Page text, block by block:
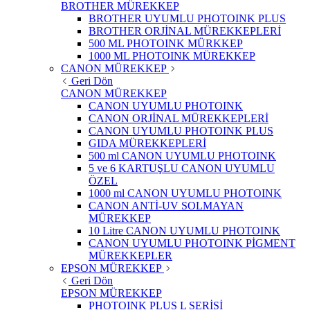
BROTHER MÜREKKEP
BROTHER UYUMLU PHOTOINK PLUS
BROTHER ORJİNAL MÜREKKEPLERİ
500 ML PHOTOINK MÜRKKEP
1000 ML PHOTOINK MÜREKKEP
CANON MÜREKKEP
Geri Dön
CANON MÜREKKEP
CANON UYUMLU PHOTOINK
CANON ORJİNAL MÜREKKEPLERİ
CANON UYUMLU PHOTOINK PLUS
GIDA MÜREKKEPLERİ
500 ml CANON UYUMLU PHOTOINK
5 ve 6 KARTUŞLU CANON UYUMLU
ÖZEL
1000 ml CANON UYUMLU PHOTOINK
CANON ANTİ-UV SOLMAYAN
MÜREKKEP
10 Litre CANON UYUMLU PHOTOINK
CANON UYUMLU PHOTOINK PİGMENT
MÜREKKEPLER
EPSON MÜREKKEP
Geri Dön
EPSON MÜREKKEP
PHOTOINK PLUS L SERİSİ